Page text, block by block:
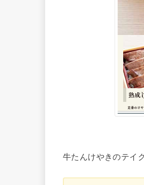
牛たんけやきのテイ